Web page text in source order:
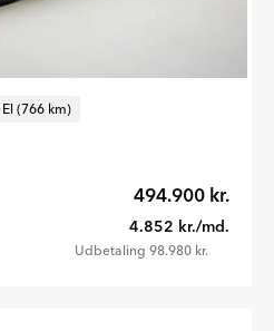
El (766 km)
494.900 kr.
4.852 kr./md.
Udbetaling 98.980 kr.